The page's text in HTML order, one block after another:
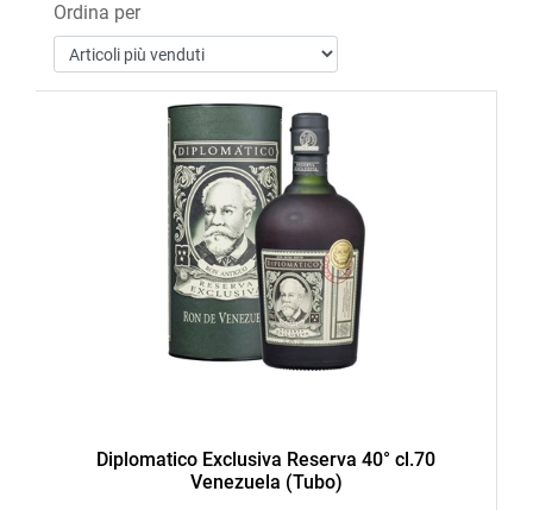
Ordina per
Diplomatico Exclusiva Reserva 40° cl.70
Venezuela (Tubo)